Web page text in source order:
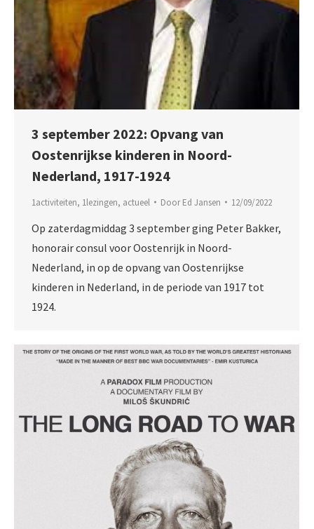
3 september 2022: Opvang van
Oostenrijkse kinderen in Noord-
Nederland, 1917-1924
1activiteiten, 1lezingen, actueel DoorEd Jansen 12/09/2022
​​​​​​​​​​​​​​Op zaterdagmiddag 3 september ging Peter Bakker,
honorair consul voor Oostenrijk in Noord-
Nederland, in op de opvang van Oostenrijkse
kinderen in Nederland, in de periode van 1917 tot
1924.